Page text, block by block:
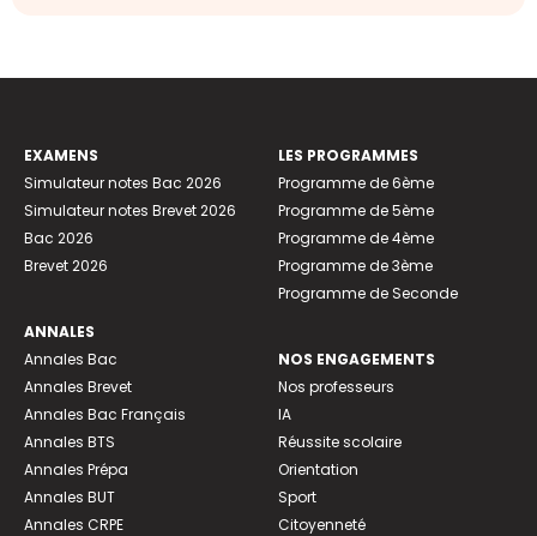
EXAMENS
Simulateur notes Bac 2026
Simulateur notes Brevet 2026
Bac 2026
Brevet 2026
ANNALES
Annales Bac
Annales Brevet
Annales Bac Français
Annales BTS
Annales Prépa
Annales BUT
Annales CRPE
LES PROGRAMMES
Programme de 6ème
Programme de 5ème
Programme de 4ème
Programme de 3ème
Programme de Seconde
NOS ENGAGEMENTS
Nos professeurs
IA
Réussite scolaire
Orientation
Sport
Citoyenneté